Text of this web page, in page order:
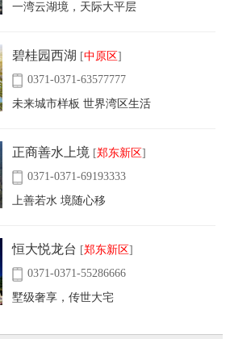
一湾云湖境，天际大平层
碧桂园西湖 [中原区]
0371-0371-63577777
未来城市样板 世界湾区生活
正商善水上境 [郑东新区]
0371-0371-69193333
上善若水 境随心移
恒大悦龙台 [郑东新区]
0371-0371-55286666
墅级奢享，传世大宅